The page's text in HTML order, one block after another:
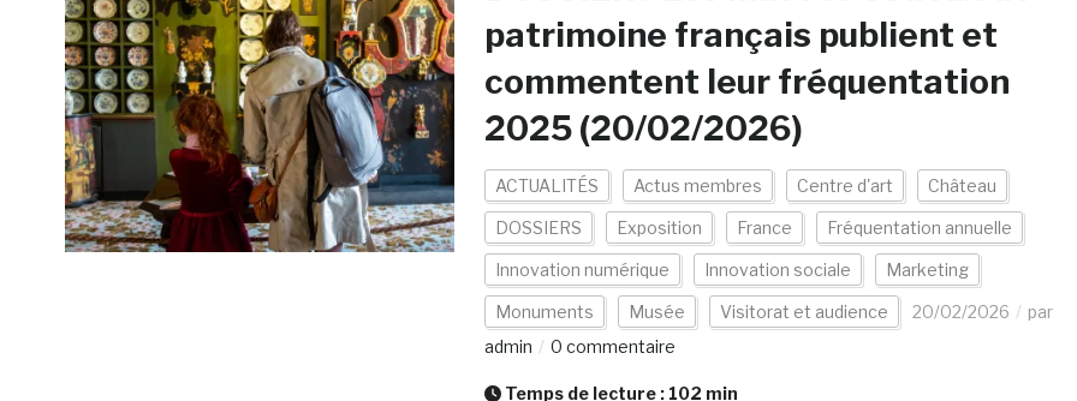
patrimoine français publient et
commentent leur fréquentation
2025 (20/02/2026)
ACTUALITÉS Actus membres Centre d'art Château
DOSSIERS Exposition France Fréquentation annuelle
Innovation numérique Innovation sociale Marketing
Monuments Musée Visitorat et audience 20/02/2026
par
admin
0 commentaire
Temps de lecture : 102 min